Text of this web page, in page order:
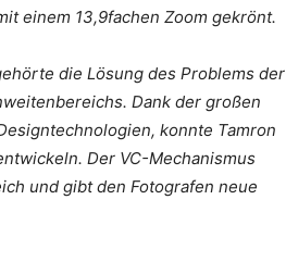
einem 13,9fachen Zoom gekrönt.
die Lösung des Problems der
Dank der großen
konnte Tamron
Der VC-Mechanismus
und gibt den Fotografen neue